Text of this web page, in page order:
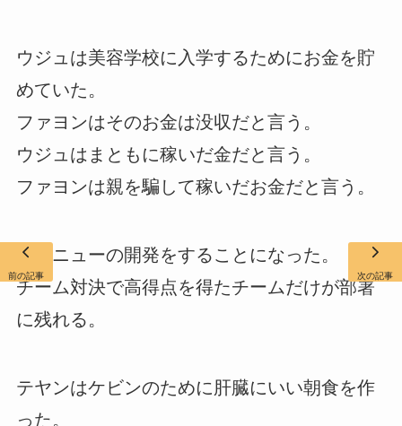
ウジュは美容学校に入学するためにお金を貯
めていた。
ファヨンはそのお金は没収だと言う。
ウジュはまともに稼いだ金だと言う。
ファヨンは親を騙して稼いだお金だと言う。
新メニューの開発をすることになった。
チーム対決で高得点を得たチームだけが部署
に残れる。
テヤンはケビンのために肝臓にいい朝食を作
った。
前の記事 次の記事